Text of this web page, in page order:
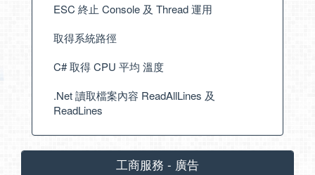
ESC 終止 Console 及 Thread 運用
取得系統路徑
C# 取得 CPU 平均 溫度
.Net 讀取檔案內容 ReadAllLines 及
ReadLines
工商服務 - 廣告